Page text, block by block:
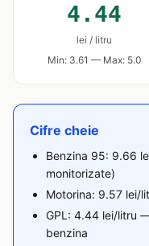
4.44
lei / litru
Min: 3.61 — Max: 5.0
Cifre cheie
Benzina 95: 9.66
monitorizate)
Motorina: 9.57 lei/
GPL: 4.44 lei/litru
benzina